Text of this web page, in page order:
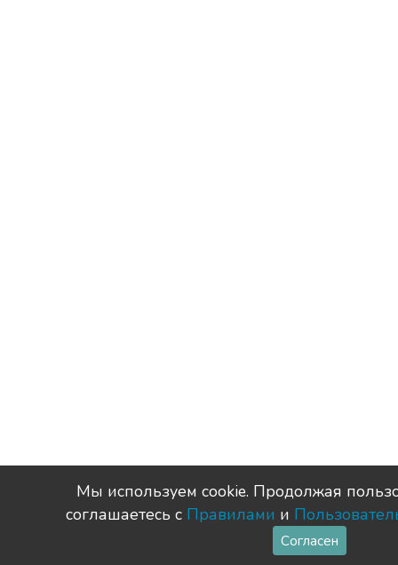
Мы используем сookie. Продолжая
соглашаетесь с Правилами и
Согласен